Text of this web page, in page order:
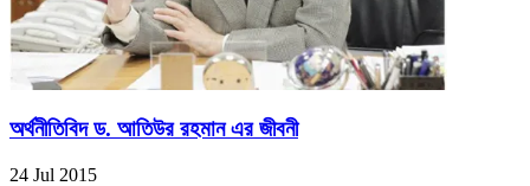
অর্থনীতিবিদ ড. আতিউর রহমান এর জীবনী
24 Jul 2015